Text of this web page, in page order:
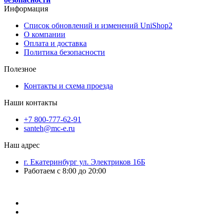
Информация
Список обновлений и изменений UniShop2
О компании
Оплата и доставка
Политика безопасности
Полезное
Контакты и схема проезда
Наши контакты
+7 800-777-62-91
santeh@mc-e.ru
Наш адрес
г. Екатеринбург ул. Электриков 16Б
Работаем с 8:00 до 20:00